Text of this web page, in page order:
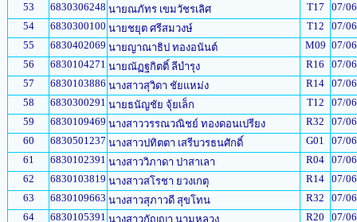
53
6830306248 นายณภัทร เขมวัชรเลิศ T17
07/
54
6830300100 นายชยุต ศรีสมวงษ์ T12
07/
55
6830402069 นายญาณาธิป ทองอนันต์ M09 07/
56
6830104271 นายณัฏฐกิตติ์ ลีบำรุง R16
07/
57
6830103886 นางสาวสุวิดา ชัยแหม่ง R14 07/
58
6830300291 นายธนัญชัย จุ้ยเล็ก T12
07/
59
6830109469 นางสาววรรณวณิชย์ ทองดอนเปรียง R32
07/
60
6830501237 นางสาวปทิตตา เสรีบวรธนศักดิ์ G01
07/
61
6830102391 นางสาววิภาดา ปาสาเลา R04 07/
62
6830103819 นางสาวสโรชา ยวงเกตุ R14 07/
63
6830109663 นางสาวสุภาวดี สุขโทน R32
07/
64
6830105391 นางสาวกัญญา นามหลวง R20
07/